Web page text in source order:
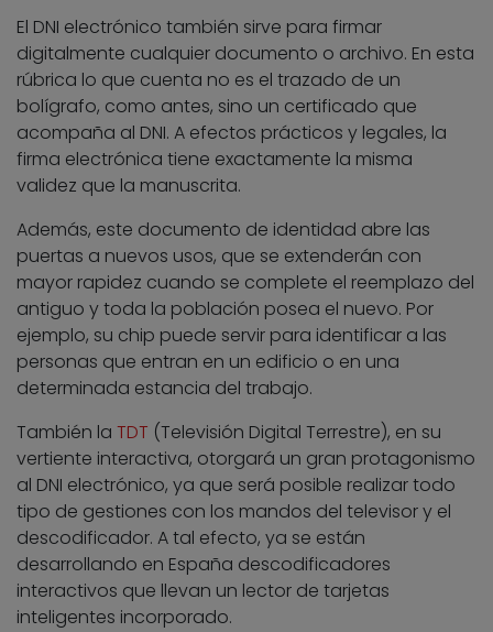
El DNI electrónico también sirve para firmar
digitalmente cualquier documento o archivo. En esta
rúbrica lo que cuenta no es el trazado de un
bolígrafo, como antes, sino un certificado que
acompaña al DNI. A efectos prácticos y legales, la
firma electrónica tiene exactamente la misma
validez que la manuscrita.
Además, este documento de identidad abre las
puertas a nuevos usos, que se extenderán con
mayor rapidez cuando se complete el reemplazo del
antiguo y toda la población posea el nuevo. Por
ejemplo, su chip puede servir para identificar a las
personas que entran en un edificio o en una
determinada estancia del trabajo.
También la TDT (Televisión Digital Terrestre), en su
vertiente interactiva, otorgará un gran protagonismo
al DNI electrónico, ya que será posible realizar todo
tipo de gestiones con los mandos del televisor y el
descodificador. A tal efecto, ya se están
desarrollando en España descodificadores
interactivos que llevan un lector de tarjetas
inteligentes incorporado.